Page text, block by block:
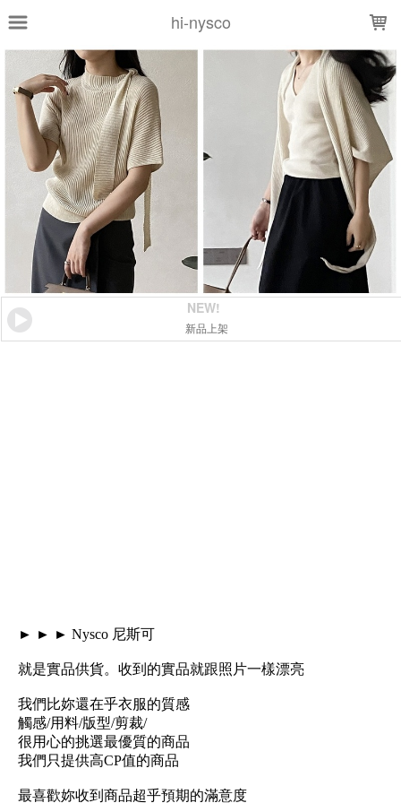
hi-nysco
NEW!
新品上架